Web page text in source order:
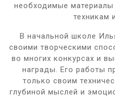
необходимые
техникам
В начальной школе
своими творческими
во многих конкурсах и
награды. Его работы
только своим
глубиной мыслей и